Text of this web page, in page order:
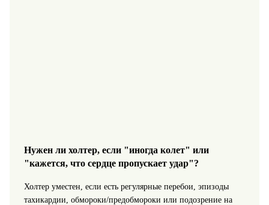
Нужен ли холтер, если "иногда колет" или
"кажется, что сердце пропускает удар"?
Холтер уместен, если есть регулярные перебои, эпизоды
тахикардии, обмороки/предобмороки или подозрение на